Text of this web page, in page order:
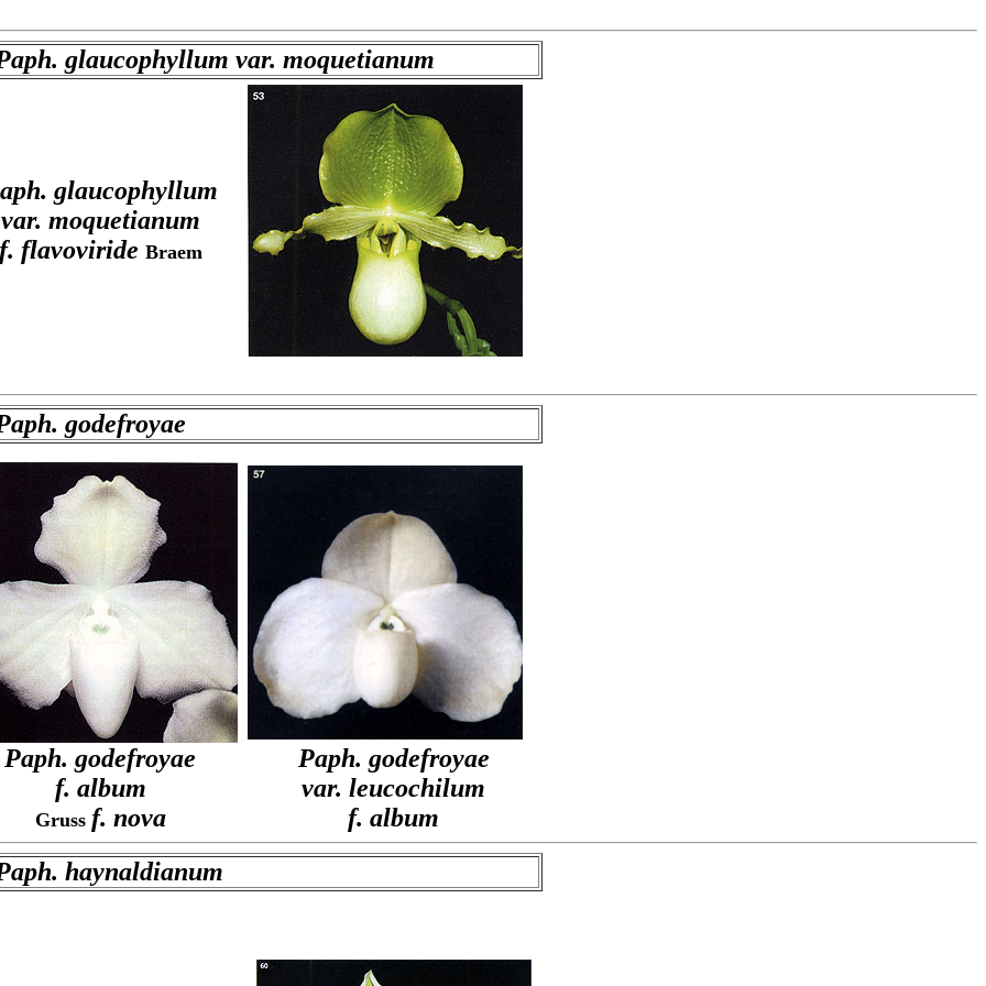
glaucophyllum var. moquetianum
glaucophyllum
var. moquetianum
flavoviride Braem
godefroyae
Paph. godefroyae
f. album
Gruss f. nova
Paph. godefroyae
var. leucochilum
f. album
haynaldianum